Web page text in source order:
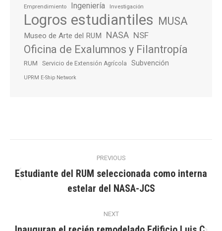
Emprendimiento Ingeniería Investigación
Logros estudiantiles MUSA
Museo de Arte del RUM NASA NSF
Oficina de Exalumnos y Filantropía
RUM Servicio de Extensión Agrícola Subvención
UPRM E-Ship Network
navigation
PREVIOUS
Previous
post:
Estudiante del RUM seleccionada como interna
estelar del NASA-JCS
NEXT